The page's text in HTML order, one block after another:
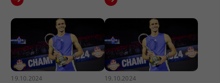
19.10.2024 19.10.2024